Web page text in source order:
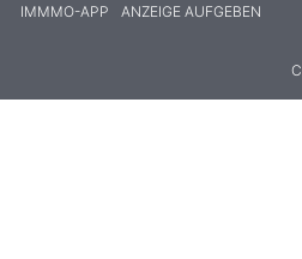
IMMMO-APP
ANZEIGE AUFGEBEN